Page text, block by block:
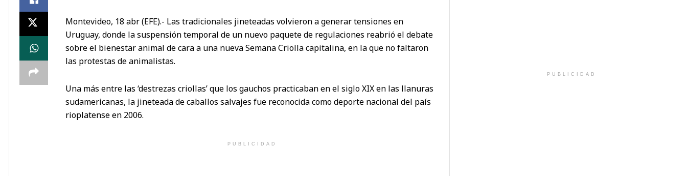
Montevideo, 18 abr (EFE).- Las tradicionales jineteadas volvieron a generar tensiones en
Uruguay, donde la suspensión temporal de un nuevo paquete de regulaciones reabrió el debate
sobre el bienestar animal de cara a una nueva Semana Criolla capitalina, en la que no faltaron
las protestas de animalistas.
Una más entre las ‘destrezas criollas’ que los gauchos practicaban en el siglo XIX en las llanuras
sudamericanas, la jineteada de caballos salvajes fue reconocida como deporte nacional del país
rioplatense en 2006.
PUBLICIDAD
PUBLICIDAD